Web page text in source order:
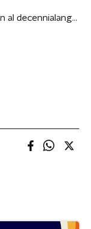
Filmmakers fantaseren al decennialang over de maan